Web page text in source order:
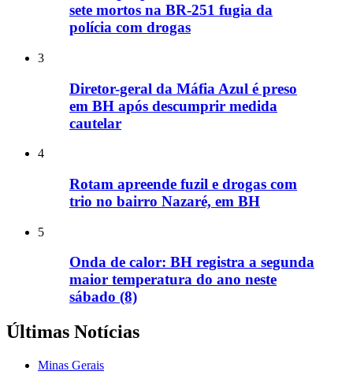
sete mortos na BR-251 fugia da
polícia com drogas
3
Diretor-geral da Máfia Azul é preso
em BH após descumprir medida
cautelar
4
Rotam apreende fuzil e drogas com
trio no bairro Nazaré, em BH
5
Onda de calor: BH registra a segunda
maior temperatura do ano neste
sábado (8)
Últimas Notícias
Minas Gerais